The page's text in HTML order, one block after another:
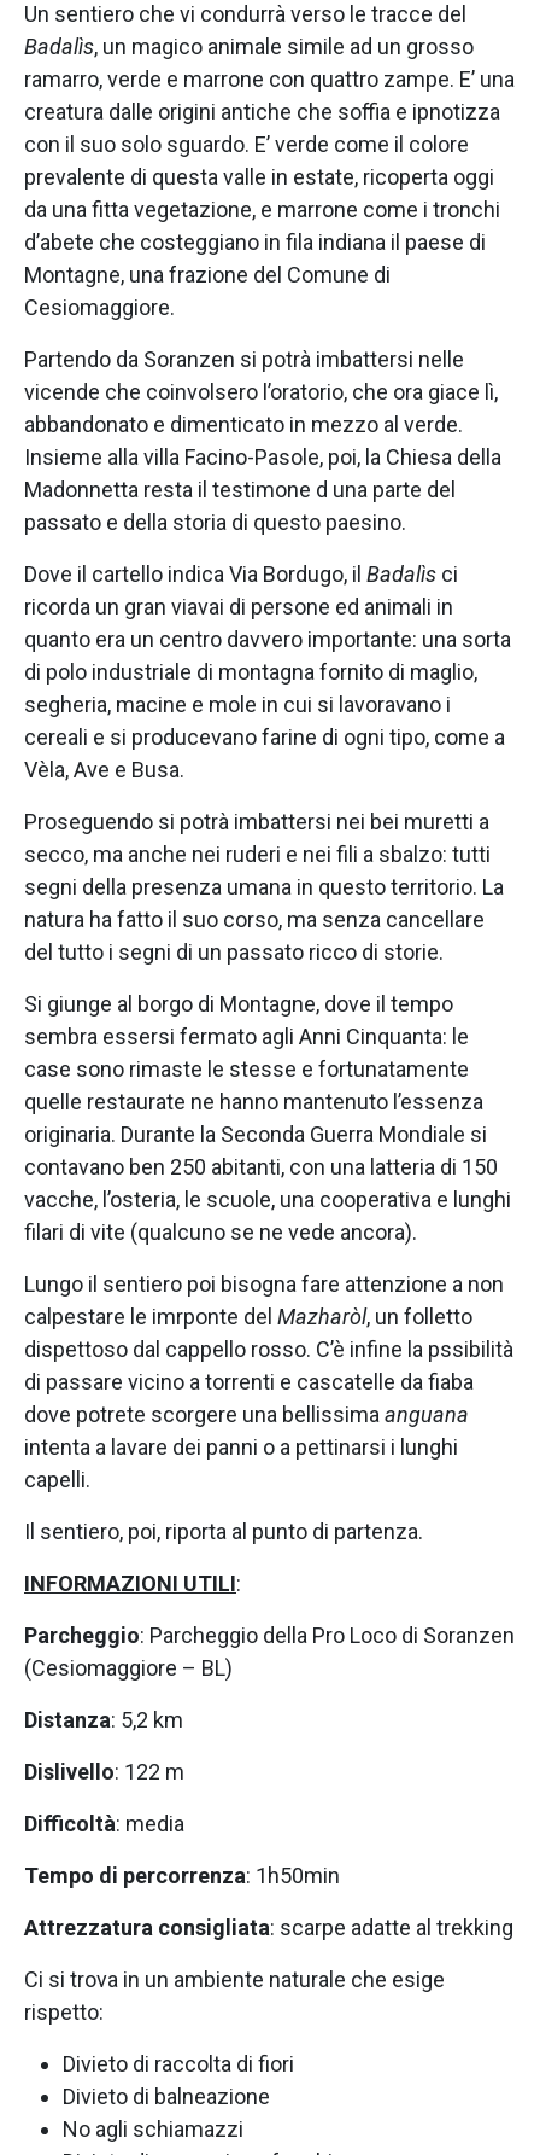
Un sentiero che vi condurrà verso le tracce del
Badalìs, un magico animale simile ad un grosso
ramarro, verde e marrone con quattro zampe. E’ una
creatura dalle origini antiche che soffia e ipnotizza
con il suo solo sguardo. E’ verde come il colore
prevalente di questa valle in estate, ricoperta oggi
da una fitta vegetazione, e marrone come i tronchi
d’abete che costeggiano in fila indiana il paese di
Montagne, una frazione del Comune di
Cesiomaggiore.
Partendo da Soranzen si potrà imbattersi nelle
vicende che coinvolsero l’oratorio, che ora giace lì,
abbandonato e dimenticato in mezzo al verde.
Insieme alla villa Facino-Pasole, poi, la Chiesa della
Madonnetta resta il testimone d una parte del
passato e della storia di questo paesino.
Dove il cartello indica Via Bordugo, il Badalìs ci
ricorda un gran viavai di persone ed animali in
quanto era un centro davvero importante: una sorta
di polo industriale di montagna fornito di maglio,
segheria, macine e mole in cui si lavoravano i
cereali e si producevano farine di ogni tipo, come a
Vèla, Ave e Busa.
Proseguendo si potrà imbattersi nei bei muretti a
secco, ma anche nei ruderi e nei fili a sbalzo: tutti
segni della presenza umana in questo territorio. La
natura ha fatto il suo corso, ma senza cancellare
del tutto i segni di un passato ricco di storie.
Si giunge al borgo di Montagne, dove il tempo
sembra essersi fermato agli Anni Cinquanta: le
case sono rimaste le stesse e fortunatamente
quelle restaurate ne hanno mantenuto l’essenza
originaria. Durante la Seconda Guerra Mondiale si
contavano ben 250 abitanti, con una latteria di 150
vacche, l’osteria, le scuole, una cooperativa e lunghi
filari di vite (qualcuno se ne vede ancora).
Lungo il sentiero poi bisogna fare attenzione a non
calpestare le imrponte del Mazharòl, un folletto
dispettoso dal cappello rosso. C’è infine la pssibilità
di passare vicino a torrenti e cascatelle da fiaba
dove potrete scorgere una bellissima anguana
intenta a lavare dei panni o a pettinarsi i lunghi
capelli.
Il sentiero, poi, riporta al punto di partenza.
INFORMAZIONI UTILI:
Parcheggio: Parcheggio della Pro Loco di Soranzen
(Cesiomaggiore – BL)
Distanza: 5,2 km
Dislivello: 122 m
Difficoltà: media
Tempo di percorrenza: 1h50min
Attrezzatura consigliata: scarpe adatte al trekking
Ci si trova in un ambiente naturale che esige
rispetto:
Divieto di raccolta di fiori
Divieto di balneazione
No agli schiamazzi